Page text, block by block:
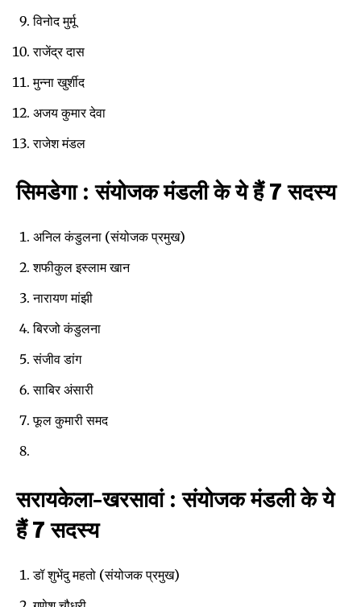
SUBSCRIBERS and be part of the
conversation.
To subscribe, simply enter your email address on our website
or click the subscribe button below. Don't worry, we respect
your privacy and won't spam your inbox. Your information is
safe with us.
I've read and accept the
32,111 32,214 11,243
विनोद मुर्मू
राजेंद्र दास
मुन्ना खुर्शीद
अजय कुमार देवा
राजेश मंडल
सिमडेगा : संयोजक मंडली के ये हैं 7 सदस्य
अनिल कंडुलना (संयोजक प्रमुख)
शफीकुल इस्लाम खान
नारायण मांझी
बिरजो कंडुलना
संजीव डांग
साबिर अंसारी
फूल कुमारी समद
सरायकेला-खरसावां : संयोजक मंडली के ये
हैं 7 सदस्य
डॉ शुभेंदु महतो (संयोजक प्रमुख)